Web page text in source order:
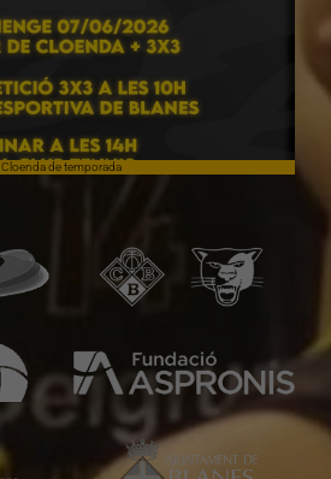
Cloenda de temporada